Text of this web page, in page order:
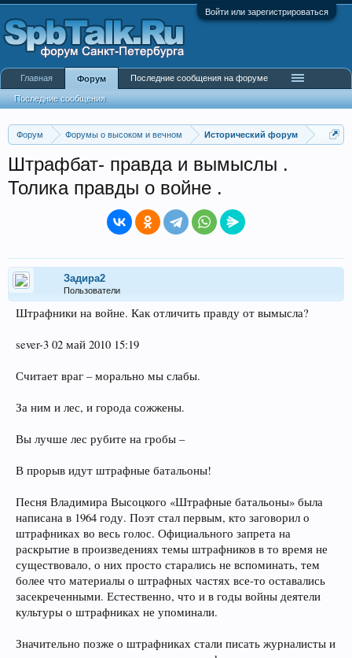
Войти или зарегистрироваться
Форум Форумы о высоком и вечном Исторический форум
Штрафбат- правда и вымыслы .
Толика правды о войне .
Задира2
Пользователи
Штрафники на войне. Как отличить правду от вымысла?
sever-3 02 май 2010 15:19
Считает враг – морально мы слабы.
За ним и лес, и города сожжены.
Вы лучше лес рубите на гробы –
В прорыв идут штрафные батальоны!
Песня Владимира Высоцкого «Штрафные батальоны» была
написана в 1964 году. Поэт стал первым, кто заговорил о
штрафниках во весь голос. Официального запрета на
раскрытие в произведениях темы штрафников в то время не
существовало, о них просто старались не вспоминать, тем
более что материалы о штрафных частях все-то оставались
засекреченными. Естественно, что и в годы войны деятели
культуры о штрафниках не упоминали.
Значительно позже о штрафниках стали писать журналисты и
Главная Форум
Последние сообщения
Последние сообщения на форуме